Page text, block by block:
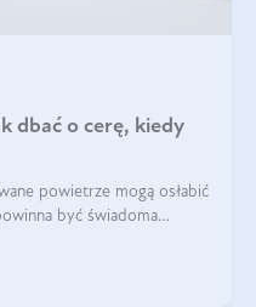
dbać o cerę, kiedy
powietrze mogą osłabić
być świadoma